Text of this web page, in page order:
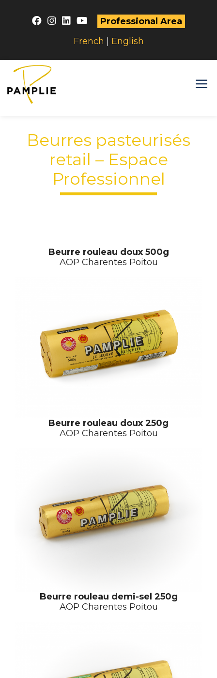
Professional Area
French | English
Beurres pasteurisés
retail – Espace
Professionnel
Beurre rouleau doux 500g
AOP Charentes Poitou
Beurre rouleau doux 250g
AOP Charentes Poitou
Beurre rouleau demi-sel 250g
AOP Charentes Poitou